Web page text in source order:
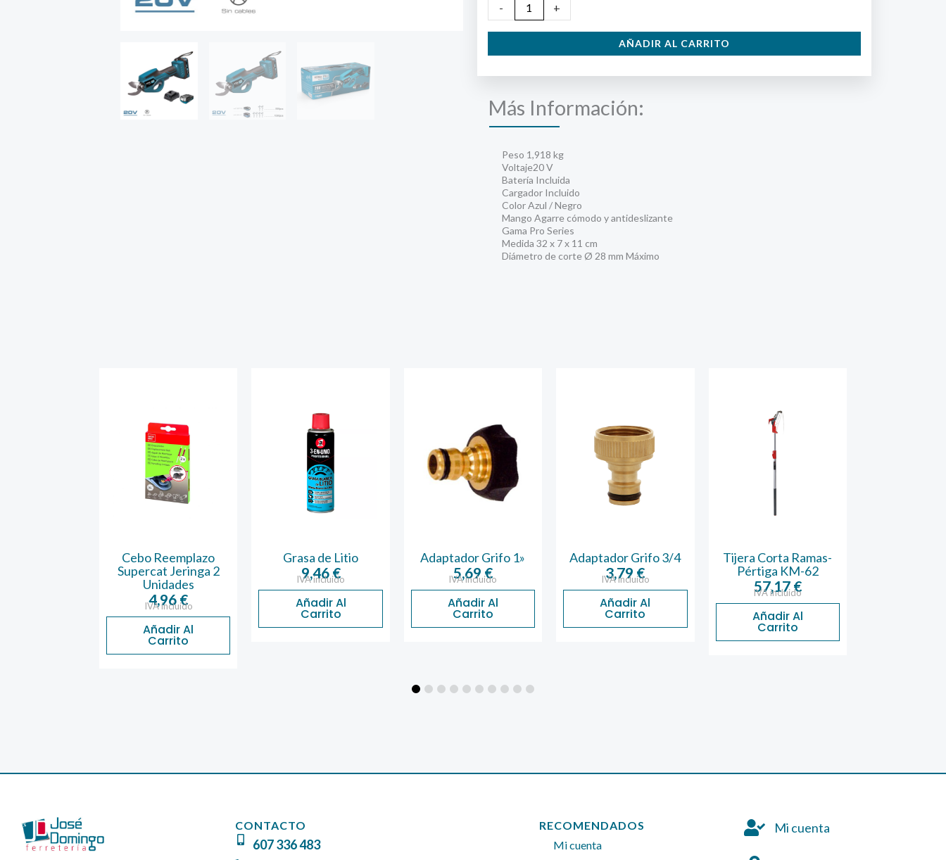
-
a
cantidad
+
AÑADIR AL CARRITO
Más Información:
Peso 1,918 kg
Voltaje20 V
Batería Incluida
Cargador Incluido
Color Azul / Negro
Mango Agarre cómodo y antideslizante
Gama Pro Series
Medida 32 x 7 x 11 cm
Diámetro de corte Ø 28 mm Máximo
Cebo Reemplazo
Supercat Jeringa 2
Unidades
4,96 €
IVA incluido
Añadir Al
Carrito
Grasa de Litio
9,46€
IVA incluido
Añadir Al
Carrito
Adaptador Grifo 1»
5,69 €
IVA incluido
Añadir Al
Carrito
Adaptador Grifo 3/4
3,79 €
IVA incluido
Añadir Al
Carrito
Tijera Corta Ramas-
Pértiga KM-62
57,17 €
IVA incluido
Añadir Al
Carrito
CONTACTO
607 336 483
RECOMENDADOS
Mi cuenta
Mi cuenta